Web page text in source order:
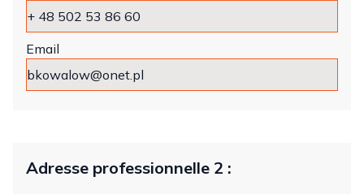
Email
Adresse professionnelle 2 :